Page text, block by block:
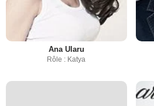
Ana Ularu
Rôle : Katya